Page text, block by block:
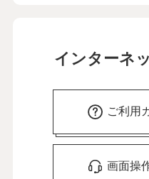
インターネ
ご利用
画面操